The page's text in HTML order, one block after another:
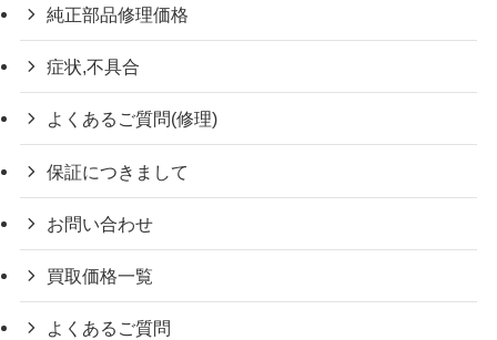
純正部品修理価格
症状,不具合
よくあるご質問(修理)
保証につきまして
お問い合わせ
買取価格一覧
よくあるご質問